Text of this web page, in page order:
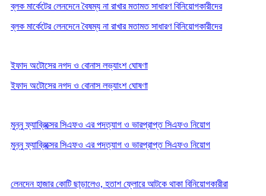
ব্লক মার্কেটের লেনদেনে বৈষম্য না রাখার মতামত সাধারণ বিনিয়োগকারীদের
ব্লক মার্কেটের লেনদেনে বৈষম্য না রাখার মতামত সাধারণ বিনিয়োগকারীদের
ইফাদ অটোসের নগদ ও বোনাস লভ্যাংশ ঘোষণা
ইফাদ অটোসের নগদ ও বোনাস লভ্যাংশ ঘোষণা
মুন্নু ফ্যাব্রিক্সের সিএফও এর পদত্যাগ ও ভারপ্রাপ্ত সিএফও নিয়োগ
মুন্নু ফ্যাব্রিক্সের সিএফও এর পদত্যাগ ও ভারপ্রাপ্ত সিএফও নিয়োগ
লেনদেন হাজার কোটি ছাড়ালেও, হতাশ ফ্লোরে আটকে থাকা বিনিয়োগকারীরা